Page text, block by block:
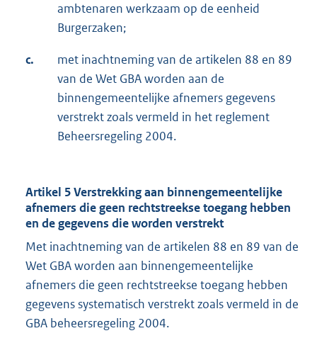
ambtenaren werkzaam op de eenheid
Burgerzaken;
c.
met inachtneming van de artikelen 88 en 89
van de Wet GBA worden aan de
binnengemeentelijke afnemers gegevens
verstrekt zoals vermeld in het reglement
Beheersregeling 2004.
Artikel 5 Verstrekking aan binnengemeentelijke
afnemers die geen rechtstreekse toegang hebben
en de gegevens die worden verstrekt
Met inachtneming van de artikelen 88 en 89 van de
Wet GBA worden aan binnengemeentelijke
afnemers die geen rechtstreekse toegang hebben
gegevens systematisch verstrekt zoals vermeld in de
GBA beheersregeling 2004.